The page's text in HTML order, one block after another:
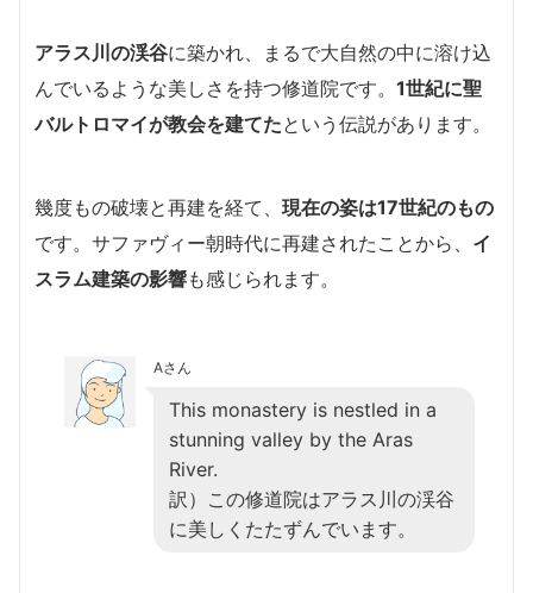
アラス川の渓谷に築かれ、まるで大自然の中に溶け込
んでいるような美しさを持つ修道院です。 1世紀に聖
バルトロマイが教会を建てたという伝説があります。
幾度もの破壊と再建を経て、 現在の姿は17世紀のもの
です。サファヴィー朝時代に再建されたことから、 イ
スラム建築の影響も感じられます。
Aさん
This monastery is nestled in a
stunning valley by the Aras
River.
訳）この修道院はアラス川の渓谷
に美しくたたずんでいます。